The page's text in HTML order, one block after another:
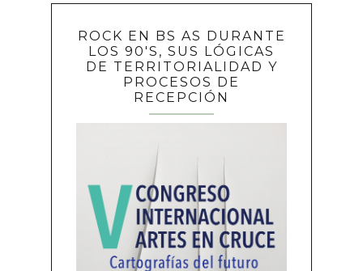
ROCK EN BS AS DURANTE
LOS 90'S, SUS LÓGICAS
DE TERRITORIALIDAD Y
PROCESOS DE
RECEPCIÓN